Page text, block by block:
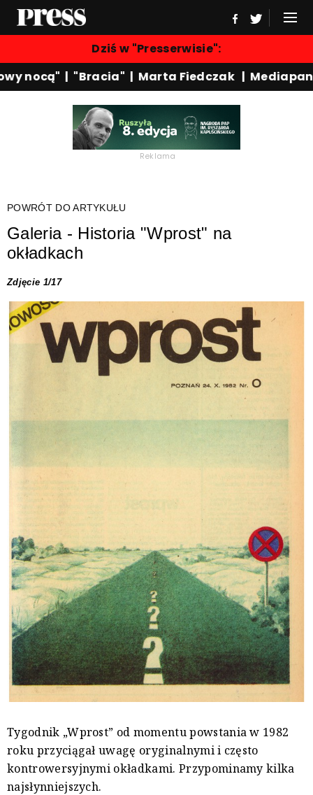
Dziś w "Presserwisie":
nocą" "Bracia"| Marta Fiedczak
Reklama
POWRÓT DO ARTYKUŁU
Galeria - Historia "Wprost" na
okładkach
Zdjęcie 1/17
Tygodnik „Wprost” od momentu powstania w 1982
roku przyciągał uwagę oryginalnymi i często
kontrowersyjnymi okładkami. Przypominamy kilka
najsłynniejszych.